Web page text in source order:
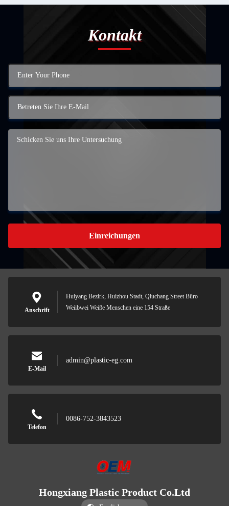
Kontakt
Einreichungen
Anschrift
Huiyang Bezirk, Huizhou Stadt, Qiuchang Street Büro
Weiibwei Weiße Menschen eine 154 Straße
E-Mail
admin@plastic-eg.com
Telefon
0086-752-3843523
Hongxiang Plastic Product Co.Ltd